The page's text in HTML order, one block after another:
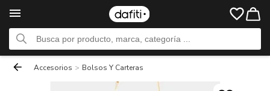
Accesorios > Bolsos Y Carteras